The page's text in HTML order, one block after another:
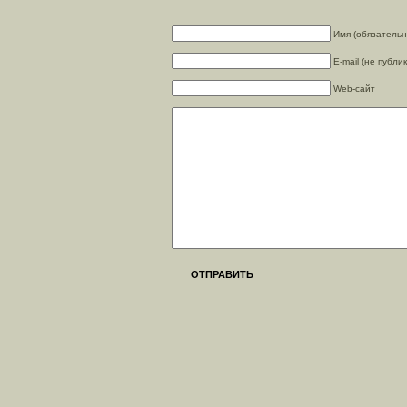
Имя
E-mail (не
Web-сайт
ОТПРАВИТЬ